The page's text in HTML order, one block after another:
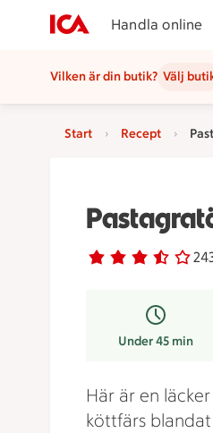
Handla online
Vilken är din butik? Välj
Start Recept
Betyg 3.1 av 5.
243 personer har
Under 45 min
Här är en
köttfärs